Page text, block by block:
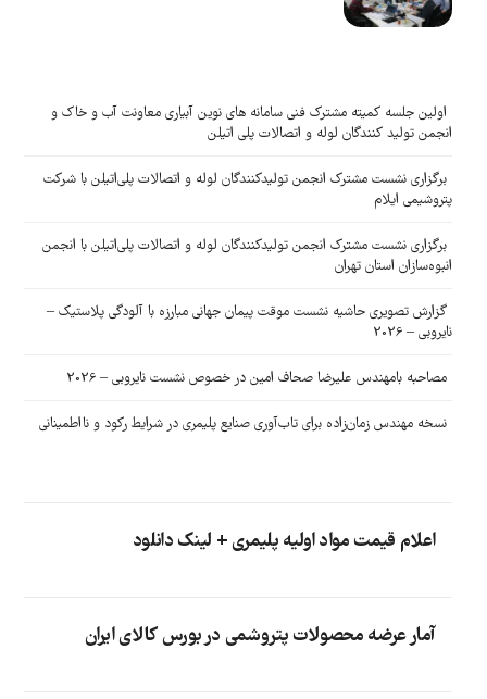
اولین جلسه کمیته مشترک فنی سامانه های نوین آبیاری معاونت آب و خاک و
انجمن تولید کنندگان لوله و اتصالات پلی اتیلن
برگزاری نشست مشترک انجمن تولیدکنندگان لوله و اتصالات پلی‌اتیلن با شرکت
پتروشیمی ایلام
برگزاری نشست مشترک انجمن تولیدکنندگان لوله و اتصالات پلی‌اتیلن با انجمن
انبوه‌سازان استان تهران
گزارش تصویری حاشیه نشست موقت پیمان جهانی مبارزه با آلودگی پلاستیک –
نایروبی – 2026
مصاحبه بامهندس علیرضا صحاف امین در خصوص نشست نایروبی – 2026
نسخه مهندس زمان‌زاده برای تاب‌آوری صنایع پلیمری در شرایط رکود و نااطمینانی
اعلام قیمت مواد اولیه پلیمری + لینک دانلود
آمار عرضه محصولات پتروشمی در بورس کالای ایران